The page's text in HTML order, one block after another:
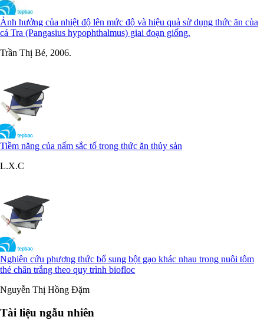
Ảnh hưởng của nhiệt độ lên mức độ và hiệu quả sử dụng thức ăn của
cá Tra (Pangasius hypophthalmus) giai đoạn giống.
Trần Thị Bé, 2006.
Tiềm năng của nấm sắc tố trong thức ăn thủy sản
L.X.C
Nghiên cứu phương thức bổ sung bột gạo khác nhau trong nuôi tôm
thẻ chân trắng theo quy trình biofloc
Nguyễn Thị Hồng Đặm
Tài liệu ngẫu nhiên